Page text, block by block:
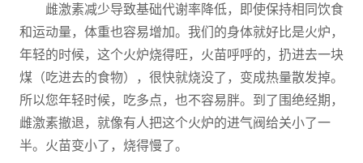
雌激素减少导致基础代谢率降低，即使保持相同饮食
和运动量，体重也容易增加。我们的身体就好比是火炉，
年轻的时候，这个火炉烧得旺，火苗呼呼的，扔进去一块
煤（吃进去的食物），很快就烧没了，变成热量散发掉。
所以您年轻时候，吃多点，也不容易胖。到了围绝经期，
雌激素撤退，就像有人把这个火炉的进气阀给关小了一
半。火苗变小了，烧得慢了。